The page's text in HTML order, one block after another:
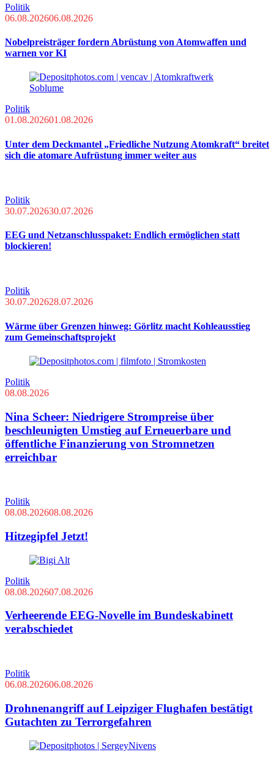
Politik
06.08.202606.08.2026
Nobelpreisträger fordern Abrüstung von Atomwaffen und
warnen vor KI
Politik
01.08.202601.08.2026
Unter dem Deckmantel „Friedliche Nutzung Atomkraft“ breitet
sich die atomare Aufrüstung immer weiter aus
Politik
30.07.202630.07.2026
EEG und Netzanschlusspaket: Endlich ermöglichen statt
blockieren!
Politik
30.07.202628.07.2026
Wärme über Grenzen hinweg: Görlitz macht Kohleausstieg
zum Gemeinschaftsprojekt
Politik
08.08.2026
Nina Scheer: Niedrigere Strompreise über
beschleunigten Umstieg auf Erneuerbare und
öffentliche Finanzierung von Stromnetzen
erreichbar
Politik
08.08.202608.08.2026
Hitzegipfel Jetzt!
Politik
08.08.202607.08.2026
Verheerende EEG-Novelle im Bundeskabinett
verabschiedet
Politik
06.08.202606.08.2026
Drohnenangriff auf Leipziger Flughafen bestätigt
Gutachten zu Terrorgefahren